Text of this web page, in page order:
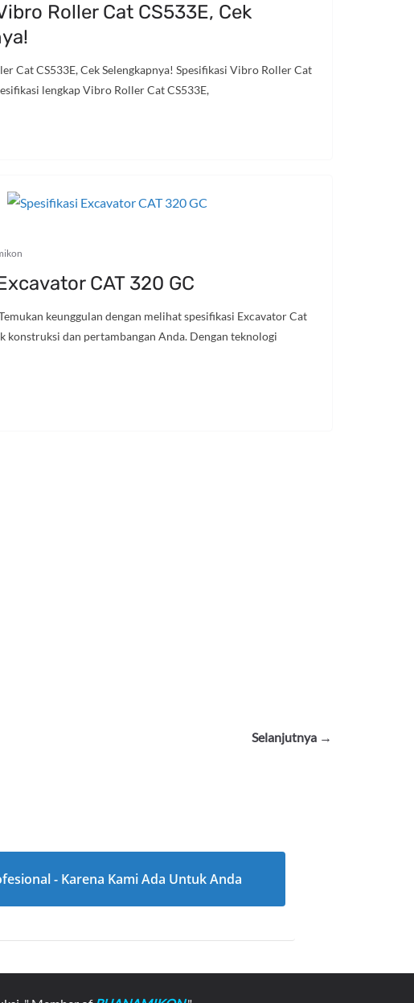
Roller Cat CS533E, Cek
Cat CS533E, Cek Selengkapnya! Spesifikasi Vibro Roller Cat
lengkap Vibro Roller Cat CS533E,
CAT 320 GC
keunggulan dengan melihat spesifikasi Excavator Cat
konstruksi dan pertambangan Anda. Dengan teknologi
Selanjutnya →
- Karena Kami Ada Untuk Anda